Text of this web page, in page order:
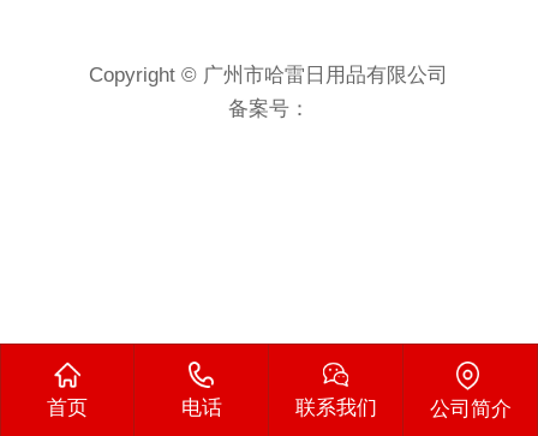
Copyright © 广州市哈雷日用品有限公司
备案号：
首页 电话 联系我们 公司简介